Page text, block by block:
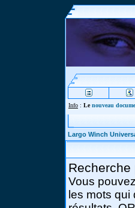
Info : Lenouveau
Largo Winch
Recherche
Vous
les mots